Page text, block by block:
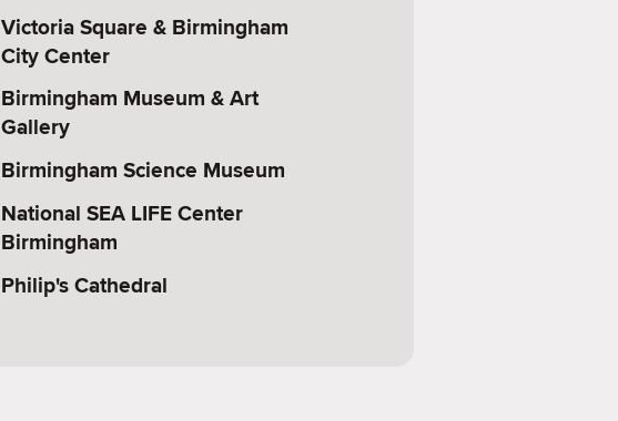
Victoria Square & Birmingham
City Center
Birmingham Museum & Art
Gallery
Birmingham Science Museum
National SEA LIFE Center
Birmingham
Philip's Cathedral